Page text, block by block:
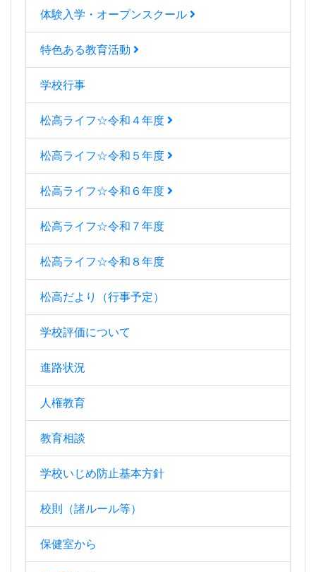
体験入学・オープンスクール
特色ある教育活動
学校行事
松高ライフ☆令和４年度
松高ライフ☆令和５年度
松高ライフ☆令和６年度
松高ライフ☆令和７年度
松高ライフ☆令和８年度
松高だより（行事予定）
学校評価について
進路状況
人権教育
教育相談
学校いじめ防止基本方針
校則（諸ルール等）
保健室から